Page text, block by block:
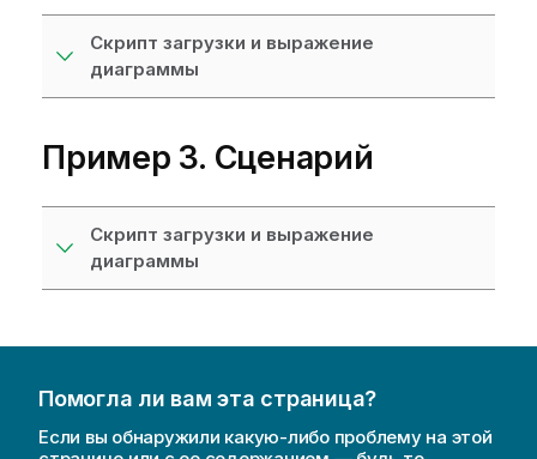
Скрипт загрузки и выражение
диаграммы
Пример 3. Сценарий
Скрипт загрузки и выражение
диаграммы
Помогла ли вам эта страница?
Если вы обнаружили какую-либо проблему на этой